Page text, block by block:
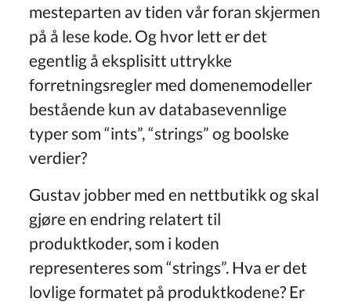
mesteparten av tiden vår foran skjermen
på å lese kode. Og hvor lett er det
egentlig å eksplisitt uttrykke
forretningsregler med domenemodeller
bestående kun av databasevennlige
typer som “ints”, “strings” og boolske
verdier?
Gustav jobber med en nettbutikk og skal
gjøre en endring relatert til
produktkoder, som i koden
representeres som “strings”. Hva er det
lovlige formatet på produktkodene? Er